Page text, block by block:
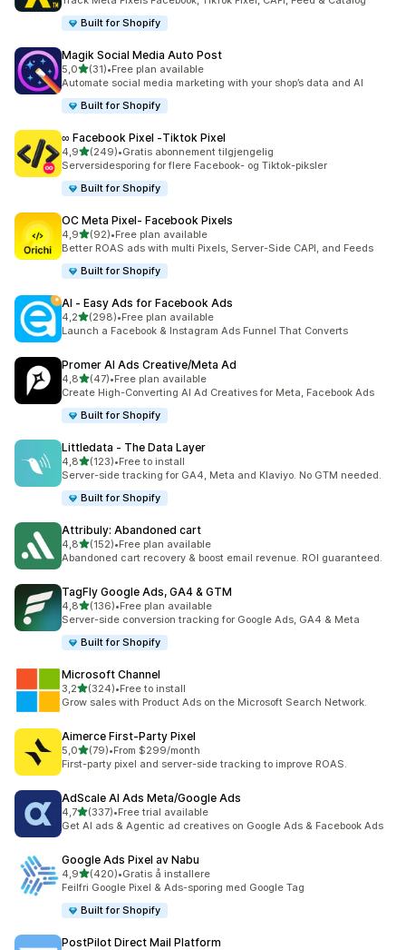
Built for Shopify
Magik Social Media Auto Post
5,0av 5 stjerner
(31)
Totalt 31 omtaler
•Free plan available
Automate social media marketing with your shop’s data and AI
Built for Shopify
∞ Facebook Pixel ‑Tiktok Pixel
4,9av 5 stjerner
(249)
Totalt 249 omtaler
•Gratis abonnement tilgjengelig
Serversidesporing for flere Facebook- og Tiktok-piksler
Built for Shopify
OC Meta Pixel‑ Facebook Pixels
4,9av 5 stjerner
(92)
Totalt 92 omtaler
•Free plan available
Better ROAS ads with multi Pixels, Server-Side CAPI, and Feeds
Built for Shopify
AI ‑ Easy Ads for Facebook Ads
4,2av 5 stjerner
(298)
Totalt 298 omtaler
•Free plan available
Launch a Facebook & Instagram Ads Funnel That Converts
Promer AI Ads Creative/Meta Ad
4,8av 5 stjerner
(47)
Totalt 47 omtaler
•Free plan available
Create High-Converting AI Ad Creatives for Meta, Facebook Ads
Built for Shopify
Littledata ‑ The Data Layer
4,8av 5 stjerner
(123)
Totalt 123 omtaler
•Free to install
Server-side tracking for GA4, Meta and Klaviyo. No GTM needed.
Built for Shopify
Attribuly: Abandoned cart
4,8av 5 stjerner
(152)
Totalt 152 omtaler
•Free plan available
Abandoned cart recovery & boost email revenue. ROI guaranteed.
TagFly Google Ads, GA4 & GTM
4,8av 5 stjerner
(136)
Totalt 136 omtaler
•Free plan available
Server-side conversion tracking for Google Ads, GA4 & Meta
Built for Shopify
Microsoft Channel
3,2av 5 stjerner
(324)
Totalt 324 omtaler
•Free to install
Grow sales with Product Ads on the Microsoft Search Network.
Aimerce First‑Party Pixel
5,0av 5 stjerner
(79)
Totalt 79 omtaler
•From $299/month
First-party pixel and server-side tracking to improve ROAS.
AdScale AI Ads Meta/Google Ads
4,7av 5 stjerner
(337)
Totalt 337 omtaler
•Free trial available
Get AI ads & Agentic ad creatives on Google Ads & Facebook Ads
Google Ads Pixel av Nabu
4,9av 5 stjerner
(420)
Totalt 420 omtaler
•Gratis å installere
Feilfri Google Pixel & Ads-sporing med Google Tag
Built for Shopify
PostPilot Direct Mail Platform